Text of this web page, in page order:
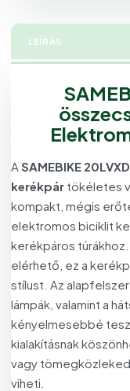
LEÍRÁS
A SAMEBIKE
kerékpár tökéletes
kompakt, mégis
elektromos biciklit
kerékpáros
elérhető, ez a
stílust. Az
lámpák, valamint a
kényelmesebbé
kialakításnak
vagy
viheti.